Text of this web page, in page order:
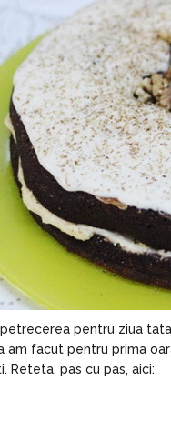
pentru ziua
am facut pentru prima
Reteta, pas cu pas, aici: